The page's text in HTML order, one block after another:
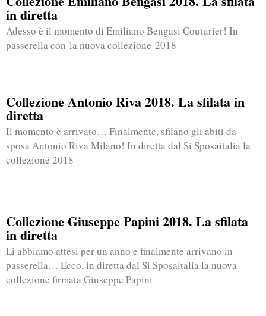
in diretta
Adesso è il momento di Emiliano Bengasi Couturier! In
passerella con la nuova collezione 2018
Collezione Antonio Riva 2018. La sfilata in
diretta
Il momento è arrivato… Finalmente, sfilano gli abiti da
sposa Antonio Riva Milano! In diretta dal Si Sposaitalia la
collezione 2018
Collezione Giuseppe Papini 2018. La sfilata
in diretta
Li abbiamo attesi per un anno e finalmente arrivano in
passerella… Ecco, in diretta dal Si Sposaitalia la nuova
collezione firmata Giuseppe Papini